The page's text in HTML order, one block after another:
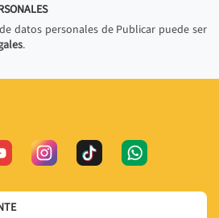
datos personales de Publicar puede ser
.